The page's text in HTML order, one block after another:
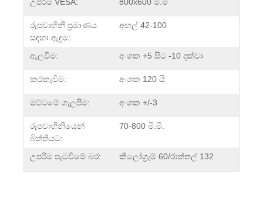
උපරිම VESA: 800x600 මි.මී
රූපවාහිනී ප්‍රමාණය
සඳහා ඇඳුම:
අඟල් 42-100
ඇලවීම: අංශක +5 සිට -10 දක්වා
කරකැවීම: අංශක 120 යි
මට්ටමේ ගැලපීම: අංශක +/-3
රූපවාහිනියෙන්
බිත්තියට:
70-800 මි.මී.
උපරිම පැටවීමේ බර: කිලෝග්‍රෑම් 60/රාත්තල් 132